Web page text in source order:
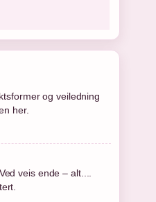
og veiledning
her.
veis ende – alt....